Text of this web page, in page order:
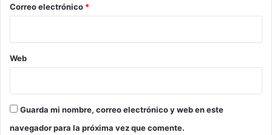
*
Correo electrónico *
Web
Guarda mi nombre, correo electrónico y web en este
navegador para la próxima vez que comente.